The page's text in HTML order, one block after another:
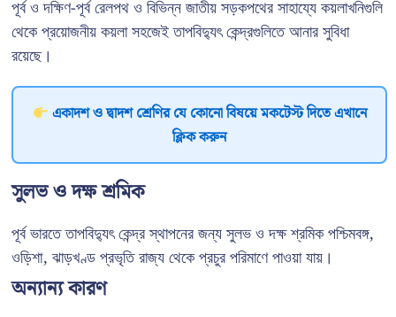
পূর্ব ও দক্ষিণ-পূর্ব রেলপথ ও বিভিন্ন জাতীয় সড়কপথের সাহায্যে কয়লাখনিগুলি
থেকে প্রয়োজনীয় কয়লা সহজেই তাপবিদ্যুৎ কেন্দ্রগুলিতে আনার সুবিধা
রয়েছে।
একাদশ ও দ্বাদশ শ্রেণির যে কোনো বিষয়ে মকটেস্ট দিতে এখানে
ক্লিক করুন
সুলভ ও দক্ষ শ্রমিক
পূর্ব ভারতে তাপবিদ্যুৎ কেন্দ্র স্থাপনের জন্য সুলভ ও দক্ষ শ্রমিক পশ্চিমবঙ্গ,
ওড়িশা, ঝাড়খণ্ড প্রভৃতি রাজ্য থেকে প্রচুর পরিমাণে পাওয়া যায়।
অন্যান্য কারণ